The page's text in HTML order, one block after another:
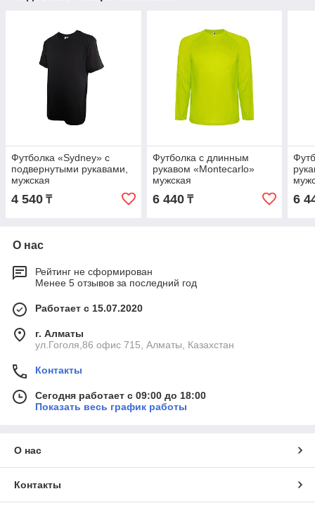
Футболка «Sydney» с
подвернутыми рукавами,
мужская
4 540 ₸
Футболка с длинным
рукавом «Montecarlo»
мужская
6 440₸ 6
О нас
Рейтинг не сформирован
Менее 5 отзывов за последний год
Работает с 15.07.2020
г. Алматы
ул.Гоголя,86 офис 715, Алматы, Казахстан
Контакты
Сегодня работает с 09:00 до 18:00
Показать весь график работы
О нас
Контакты